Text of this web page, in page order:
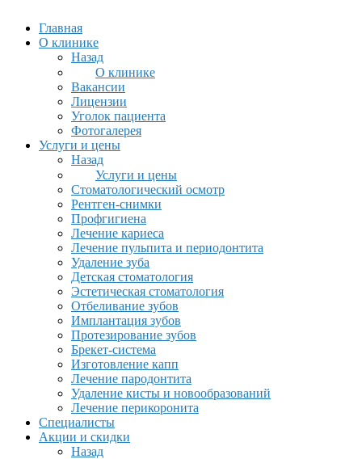
Главная
О клинике
Назад
О клинике
Вакансии
Лицензии
Уголок пациента
Фотогалерея
Услуги и цены
Назад
Услуги и цены
Стоматологический осмотр
Рентген-снимки
Профгигиена
Лечение кариеса
Лечение пульпита и периодонтита
Удаление зуба
Детская стоматология
Эстетическая стоматология
Отбеливание зубов
Имплантация зубов
Протезирование зубов
Брекет-система
Изготовление капп
Лечение пародонтита
Удаление кисты и новообразований
Лечение перикоронита
Специалисты
Акции и скидки
Назад